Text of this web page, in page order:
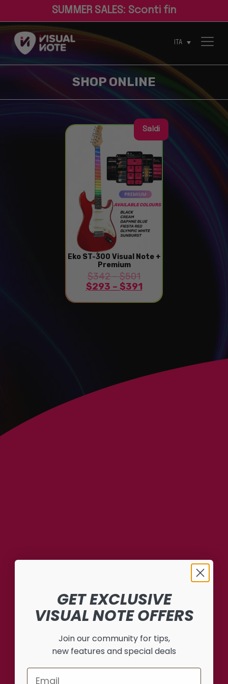
SUMME R SALES: Sconti fno
ITA
Saldi
Eko ST-300 Visual Note +
Premium
$342–$501
$293 – $391
GET EXCLUSIVE
VISUAL NOTE OFFERS
Join our community for tips,
new features and special deals
Email